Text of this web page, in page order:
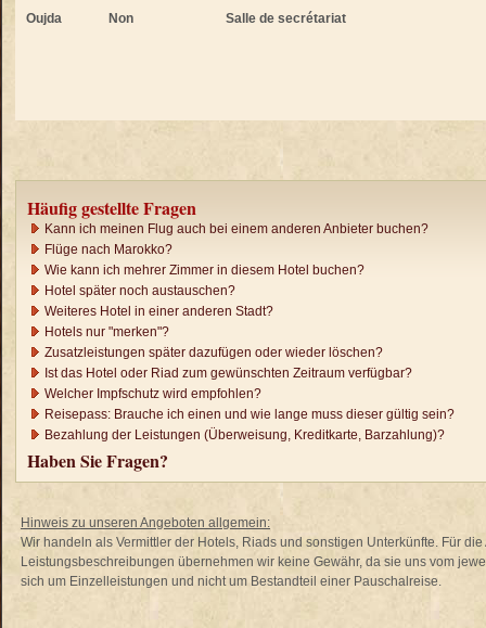
Oujda
Non Salle de secrétariat
Häufig gestellte Fragen
Kann ich meinen Flug auch bei einem anderen Anbieter buchen?
Flüge nach Marokko?
Wie kann ich mehrer Zimmer in diesem Hotel buchen?
Hotel später noch austauschen?
Weiteres Hotel in einer anderen Stadt?
Hotels nur "merken"?
Zusatzleistungen später dazufügen oder wieder löschen?
Ist das Hotel oder Riad zum gewünschten Zeitraum verfügbar?
Welcher Impfschutz wird empfohlen?
Reisepass: Brauche ich einen und wie lange muss dieser gültig sein?
Bezahlung der Leistungen (Überweisung, Kreditkarte, Barzahlung)?
Haben Sie Fragen?
Hinweis zu unseren Angeboten allgemein:
Wir handeln als Vermittler der Hotels, Riads und sonstigen Unterkünfte. Für
Leistungsbeschreibungen übernehmen wir keine Gewähr, da sie uns vom
sich um Einzelleistungen und nicht um Bestandteil einer Pauschalreise.